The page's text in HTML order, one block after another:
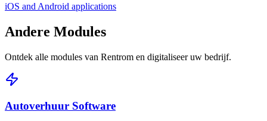
iOS and Android applications
Andere Modules
Ontdek alle modules van Rentrom en digitaliseer uw bedrijf.
Autoverhuur Software